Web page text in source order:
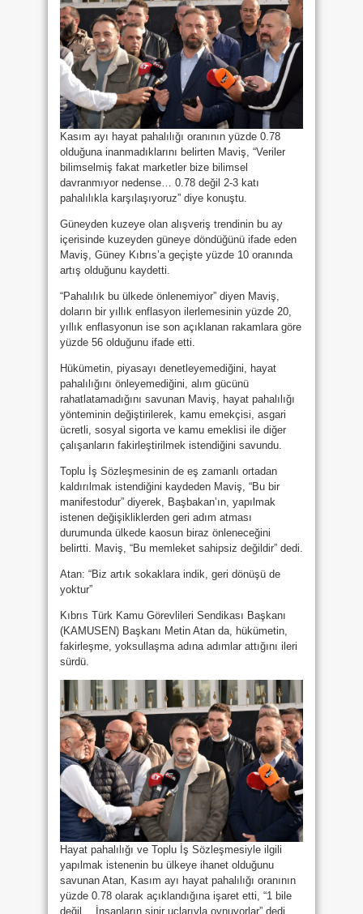
Kasım ayı hayat pahalılığı oranının yüzde 0.78
olduğuna inanmadıklarını belirten Maviş, “Veriler
bilimselmiş fakat marketler bize bilimsel
davranmıyor nedense… 0.78 değil 2-3 katı
pahalılıkla karşılaşıyoruz” diye konuştu.
Güneyden kuzeye olan alışveriş trendinin bu ay
içerisinde kuzeyden güneye döndüğünü ifade eden
Maviş, Güney Kıbrıs’a geçişte yüzde 10 oranında
artış olduğunu kaydetti.
“Pahalılık bu ülkede önlenemiyor” diyen Maviş,
doların bir yıllık enflasyon ilerlemesinin yüzde 20,
yıllık enflasyonun ise son açıklanan rakamlara göre
yüzde 56 olduğunu ifade etti.
Hükümetin, piyasayı denetleyemediğini, hayat
pahalılığını önleyemediğini, alım gücünü
rahatlatamadığını savunan Maviş, hayat pahalılığı
yönteminin değiştirilerek, kamu emekçisi, asgari
ücretli, sosyal sigorta ve kamu emeklisi ile diğer
çalışanların fakirleştirilmek istendiğini savundu.
Toplu İş Sözleşmesinin de eş zamanlı ortadan
kaldırılmak istendiğini kaydeden Maviş, “Bu bir
manifestodur” diyerek, Başbakan’ın, yapılmak
istenen değişikliklerden geri adım atması
durumunda ülkede kaosun biraz önleneceğini
belirtti. Maviş, “Bu memleket sahipsiz değildir” dedi.
Atan: “Biz artık sokaklara indik, geri dönüşü de
yoktur”
Kıbrıs Türk Kamu Görevlileri Sendikası Başkanı
(KAMUSEN) Başkanı Metin Atan da, hükümetin,
fakirleşme, yoksullaşma adına adımlar attığını ileri
sürdü.
Hayat pahalılığı ve Toplu İş Sözleşmesiyle ilgili
yapılmak istenenin bu ülkeye ihanet olduğunu
savunan Atan, Kasım ayı hayat pahalılığı oranının
yüzde 0.78 olarak açıklandığına işaret etti, “1 bile
değil… İnsanların sinir uçlarıyla oynuyorlar” dedi.